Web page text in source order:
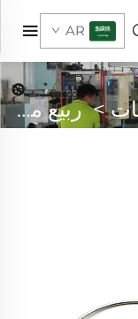
AR
>ربيع مخصص